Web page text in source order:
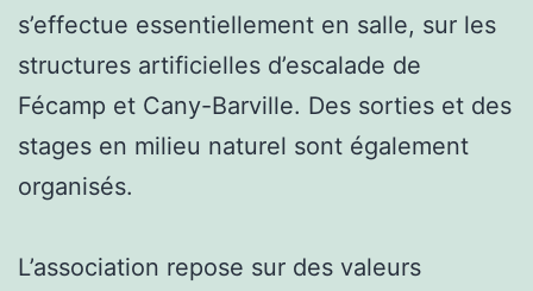
s’effectue essentiellement en salle, sur les
structures artificielles d’escalade de
Fécamp et Cany-Barville. Des sorties et des
stages en milieu naturel sont également
organisés.
L’association repose sur des valeurs